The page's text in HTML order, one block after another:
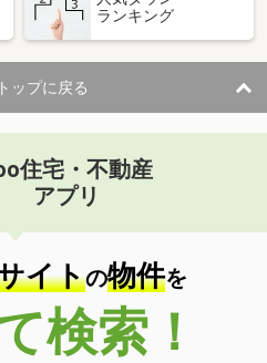
ランキング
ップに戻る
住宅・不動産
アプリ
イトの物件を
検索！